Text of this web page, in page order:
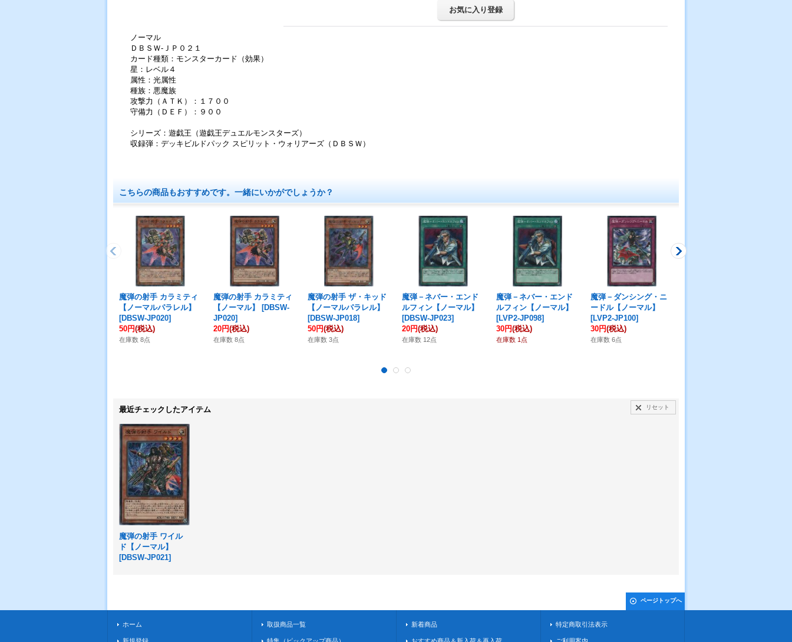
お気に入り登録
ノーマル
ＤＢＳＷ-ＪＰ０２１
カード種類：モンスターカード（効果）
星：レベル４
属性：光属性
種族：悪魔族
攻撃力（ＡＴＫ）：１７００
守備力（ＤＥＦ）：９００
シリーズ：遊戯王（遊戯王デュエルモンスターズ）
収録弾：デッキビルドパック スピリット・ウォリアーズ（ＤＢＳＷ）
こちらの商品もおすすめです。一緒にいかがでしょうか？
魔弾の射手 カラミティ
【ノーマルパラレル】
[DBSW-JP020]
50円(税込)
在庫数 8点
魔弾の射手 カラミティ
【ノーマル】
[DBSW-
JP020]
20円(税込)
在庫数 8点
魔弾の射手 ザ・キッド
【ノーマルパラレル】
[DBSW-JP018]
50円(税込)
在庫数 3点
魔弾－ネバー・エンド
ルフィン【ノーマル】
[DBSW-JP023]
20円(税込)
在庫数 12点
魔弾－ネバー・エンド
ルフィン【ノーマル】
[LVP2-JP098]
30円(税込)
在庫数 1点
魔弾－ダンシング・ニ
ードル【ノーマル】
[LVP2-JP100]
30円(税込)
在庫数 6点
最近チェックしたアイテム リセット
魔弾の射手 ワイル
ド【ノーマル】
[DBSW-JP021]
ページトップへ
ホーム 取扱商品一覧 新着商品 特定商取引法表示